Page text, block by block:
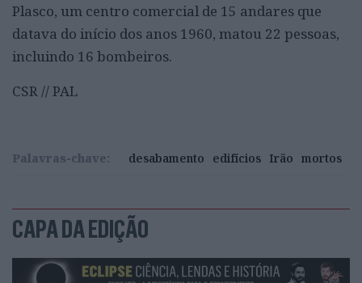
Plasco, um centro comercial de 15 andares que
datava do início dos anos 1960, matou 22 pessoas,
incluindo 16 bombeiros.
CSR // PAL
Palavras-chave: desabamento edifícios Irão mortos
CAPA DA EDIÇÃO